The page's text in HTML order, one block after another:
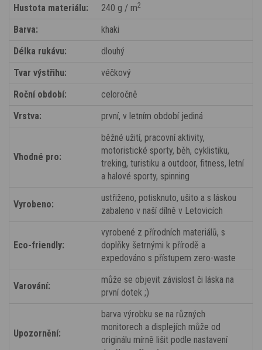
Hustota materiálu:
240 g / m2
Barva:
khaki
Délka rukávu:
dlouhý
Tvar výstřihu:
véčkový
Roční období:
celoročně
Vrstva:
první, v letním období jediná
Vhodné pro:
běžné užití, pracovní aktivity,
motoristické sporty, běh, cyklistiku,
treking, turistiku a outdoor, fitness, letní
a halové sporty, spinning
Vyrobeno:
ustřiženo, potisknuto, ušito a s láskou
zabaleno v naší dílně v Letovicích
Eco-friendly:
vyrobené z přírodních materiálů, s
doplňky šetrnými k přírodě a
expedováno s přístupem zero-waste
Varování:
může se objevit závislost či láska na
první dotek ;)
Upozornění:
barva výrobku se na různých
monitorech a displejích může od
originálu mírně lišit podle nastavení